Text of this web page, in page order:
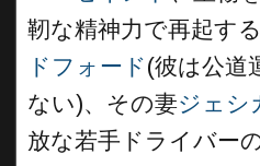
靭な精神力で再起する
ドフォード(彼は公道
ない)、その妻ジェシ
放な若手ドライバー